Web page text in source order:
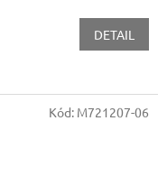
DETAIL
Kód: M721207-06